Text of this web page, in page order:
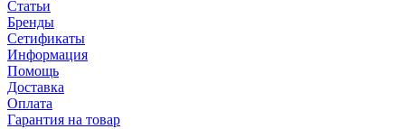
Статьи
Бренды
Сетификаты
Информация
Помощь
Доставка
Оплата
Гарантия на товар